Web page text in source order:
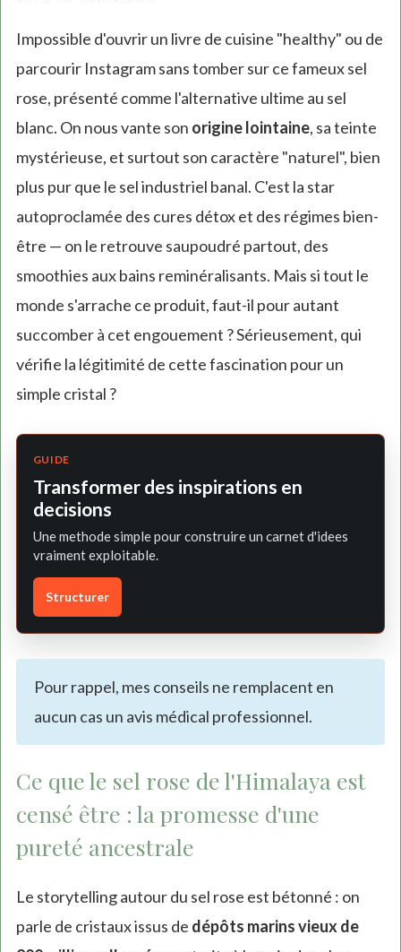
Impossible d'ouvrir un livre de cuisine "healthy" ou de
parcourir Instagram sans tomber sur ce fameux sel
rose, présenté comme l'alternative ultime au sel
blanc. On nous vante son origine lointaine, sa teinte
mystérieuse, et surtout son caractère "naturel", bien
plus pur que le sel industriel banal. C'est la star
autoproclamée des cures détox et des régimes bien-
être — on le retrouve saupoudré partout, des
smoothies aux bains reminéralisants. Mais si tout le
monde s'arrache ce produit, faut-il pour autant
succomber à cet engouement ? Sérieusement, qui
vérifie la légitimité de cette fascination pour un
simple cristal ?
GUIDE
Transformer des inspirations en
decisions
Une methode simple pour construire un carnet d'idees
vraiment exploitable.
Structurer
Pour rappel, mes conseils ne remplacent en
aucun cas un avis médical professionnel.
Ce que le sel rose de l'Himalaya est
censé être : la promesse d'une
pureté ancestrale
Le storytelling autour du sel rose est bétonné : on
parle de cristaux issus de dépôts marins vieux de